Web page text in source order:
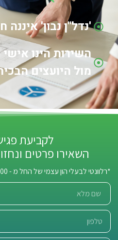
'נדל"ן נבון' איננה
השירות הינו
מול היועצים
לקביעת
השאירו פרטים
*רלוונטי לבעלי הון עצמי של החל מ - 500,000 ש"ח